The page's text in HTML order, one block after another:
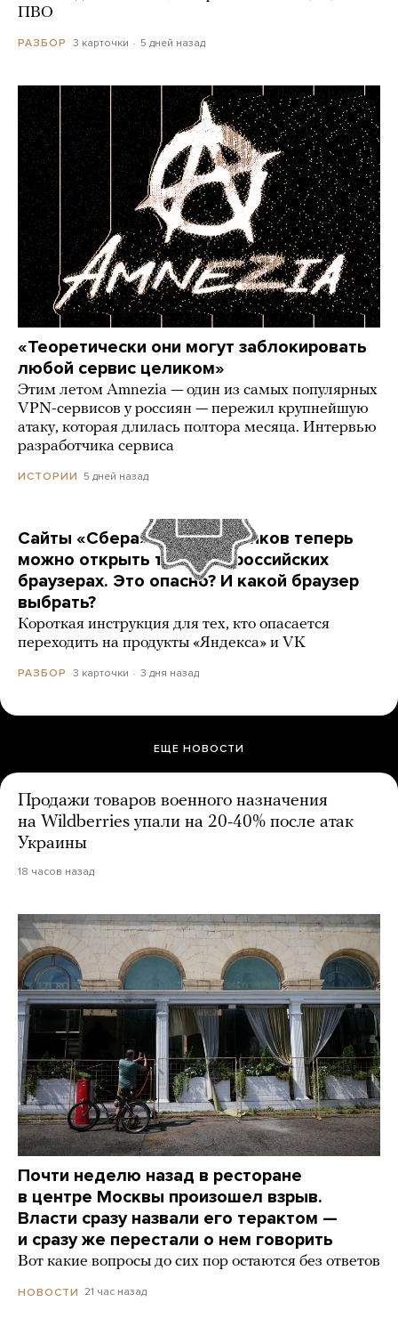
ПВО
РАЗБОР 3 карточки 5 дней назад
«Теоретически они могут заблокировать
любой сервис целиком»
Этим летом Amnezia — один из самых популярных
VPN-сервисов у россиян — пережил крупнейшую
атаку, которая длилась полтора месяца. Интервью
разработчика сервиса
ИСТОРИИ 5 дней назад
Сайты «Сбера» и других банков теперь
можно открыть только в российских
браузерах. Это опасно? И какой браузер
выбрать?
Короткая инструкция для тех, кто опасается
переходить на продукты «Яндекса» и VK
РАЗБОР 3 карточки 3 дня назад
ЕЩЕ НОВОСТИ
Продажи товаров военного назначения
на Wildberries упали на 20-40% после атак
Украины
18 часов назад
Почти неделю назад в ресторане
в центре Москвы произошел взрыв.
Власти сразу назвали его терактом —
и сразу же перестали о нем говорить
Вот какие вопросы до сих пор остаются без ответов
НОВОСТИ 21 час назад